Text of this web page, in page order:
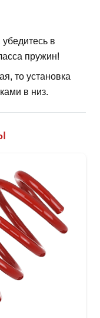
в
пружин!
то установка
в низ.